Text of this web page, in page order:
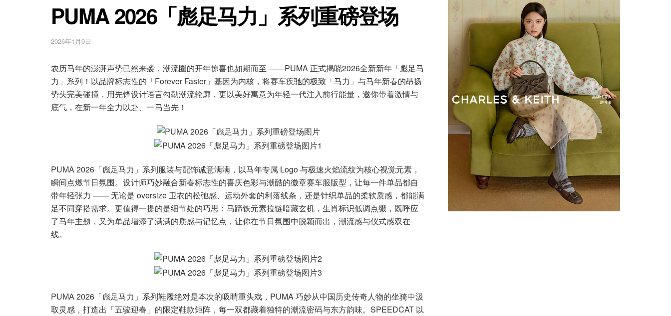
PUMA 2026「彪足马力」系列重磅登场
2026年1月9日
农历马年的澎湃声势已然来袭，潮流圈的开年惊喜也如期而至 ——PUMA 正式揭晓2026全新新年「彪足马
力」系列！以品牌标志性的「Forever Faster」基因为内核，将赛车疾驰的极致「马力」与马年新春的昂扬
势头完美碰撞，用先锋设计语言勾勒潮流轮廓，更以美好寓意为年轻一代注入前行能量，邀你带着激情与
底气，在新一年全力以赴、一马当先！
PUMA 2026「彪足马力」系列服装与配饰诚意满满，以马年专属 Logo 与极速火焰流纹为核心视觉元素，
瞬间点燃节日氛围。设计师巧妙融合新春标志性的喜庆色彩与潮酷的徽章赛车服版型，让每一件单品都自
带年轻张力 —— 无论是 oversize 卫衣的松弛感、运动外套的利落线条，还是针织单品的柔软质感，都能满
足不同穿搭需求。更值得一提的是细节处的巧思：马蹄铁元素拉链暗藏玄机，生肖标识低调点缀，既呼应
了马年主题，又为单品增添了满满的质感与记忆点，让你在节日氛围中脱颖而出，潮流感与仪式感双在
线。
PUMA 2026「彪足马力」系列鞋履绝对是本次的吸睛重头戏，PUMA 巧妙从中国历史传奇人物的坐骑中汲
取灵感，打造出「五骏迎春」的限定鞋款矩阵，每一双都藏着独特的潮流密码与东方韵味。SPEEDCAT 以